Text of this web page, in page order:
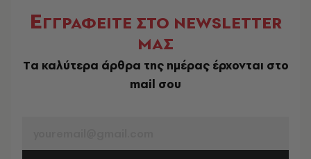
ΕΓΓΡΑΦΕΙΤΕ ΣΤΟ NEWSLETTER
ΜΑΣ
Tα καλύτερα άρθρα της ημέρας έρχονται στο
mail σου